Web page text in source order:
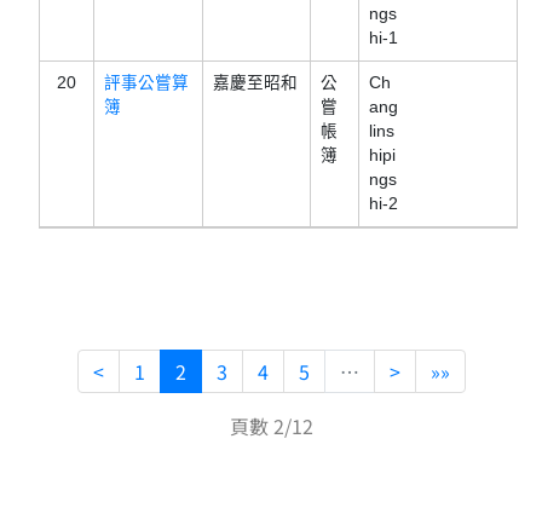
ngs
hi-1
20
評事公嘗算
簿
嘉慶至昭和
公
嘗
帳
簿
Ch
ang
lins
hipi
ngs
hi-2
< 1 2 3 4 5 … >
»»
頁數 2/12